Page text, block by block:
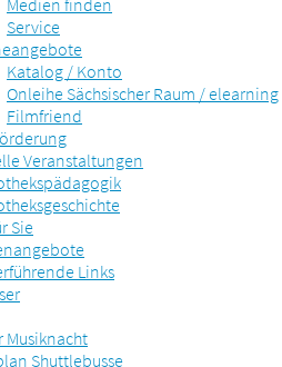
Medien finden
Service
Katalog / Konto
Onleihe Sächsischer Raum / elearning
Filmfriend
Veranstaltungen
Sie
Links
Musiknacht
Shuttlebusse